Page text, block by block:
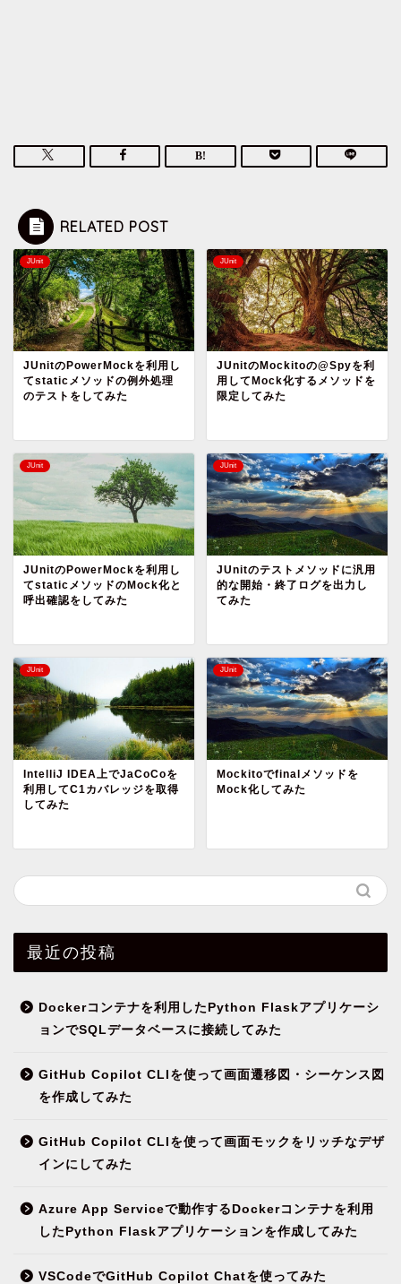
RELATED POST
JUnit
JUnitのPowerMockを利用し
てstaticメソッドの例外処理
のテストをしてみた
JUnit
JUnitのMockitoの@Spyを利
用してMock化するメソッドを
限定してみた
JUnit
JUnitのPowerMockを利用し
てstaticメソッドのMock化と
呼出確認をしてみた
JUnit
JUnitのテストメソッドに汎用
的な開始・終了ログを出力し
てみた
JUnit
IntelliJ IDEA上でJaCoCoを
利用してC1カバレッジを取得
してみた
JUnit
Mockitoでfinalメソッドを
Mock化してみた
最近の投稿
Dockerコンテナを利用したPython Flaskアプリケーシ
ョンでSQLデータベースに接続してみた
GitHub Copilot CLIを使って画面遷移図・シーケンス図
を作成してみた
GitHub Copilot CLIを使って画面モックをリッチなデザ
インにしてみた
Azure App Serviceで動作するDockerコンテナを利用
したPython Flaskアプリケーションを作成してみた
VSCodeでGitHub Copilot Chatを使ってみた